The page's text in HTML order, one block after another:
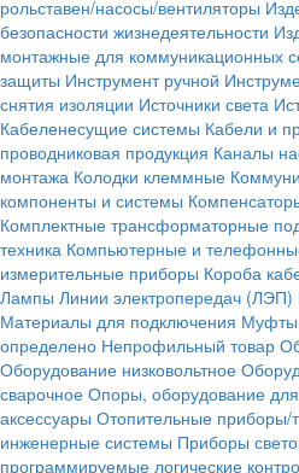
рольставен/насосы/вентиляторы
безопасности жизнедеятельности
монтажные для коммуникационных
защиты Инструмент ручной
снятия изоляции Источники света
Кабеленесущие системы Кабели и
проводниковая продукция Каналы
монтажа Колодки клеммные
компоненты и системы
Комплектные трансформаторные
техника Компьютерные и
измерительные приборы Короба
Лампы Линии электропередач (ЛЭП)
Материалы для подключения
определено Непрофильный товар
Оборудование низковольтное
сварочное Опоры, оборудование
аксессуары Отопительные приборы/
инженерные системы Приборы
программируемые логические